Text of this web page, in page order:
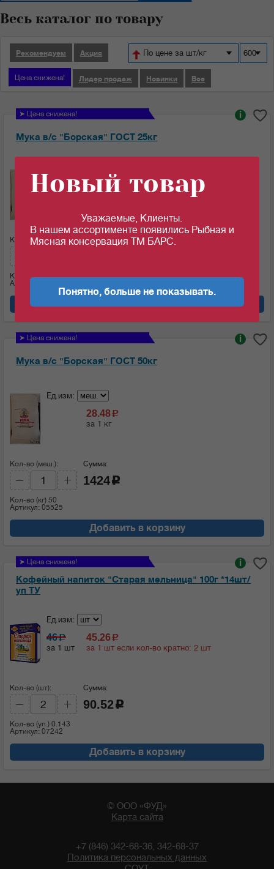
Весь каталог по товару
600
По цене за шт/кг
Рекомендуем Акция
Цена снижена! Лидер продаж Новинки Все
➤ Цена снижена!
Мука в/с "Борская" ГОСТ 25кг
i
28.25 c
Кол-во (меш.):
Кол-во (кг)25
Артикул: 09243
Сумма:
Добавить в корзину
➤ Цена снижена!
Мука в/с "Борская" ГОСТ 50кг
i
Ед.изм:
28.48c
за 1 кг
Кол-во (меш.):
Кол-во (кг) 50
Артикул: 05525
Сумма:
1424 c
Добавить в корзину
➤ Цена снижена!
Кофейный напиток "Старая мельница" 100г *14шт/
уп ТУ
i
Ед.изм:
46c
за 1 шт
45.26 c
за 1 шт если кол-во кратно: 2 шт
Кол-во (шт):
Кол-во (уп.) 0.143
Артикул: 07242
Сумма:
90.52 c
Добавить в корзину
© ООО «ФУД»
Карта сайта
+7 (846) 342-68-36, 342-68-37
Политика персональных данных
Новый товар
Уважаемые, Клиенты.
В нашем ассортименте появились Рыбная и
Мясная консервация ТМ БАРС.
Понятно, больше не показывать.